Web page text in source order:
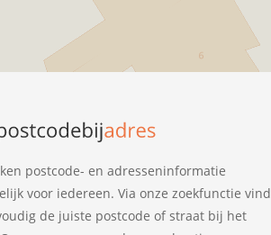
postcode- en adresseninformatie
voor iedereen. Via onze zoekfunctie vind
de juiste postcode of straat bij het